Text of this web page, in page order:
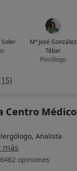
Mª José González
Tébar
Psicólogo
Centro Médico
Analista
más
6462 opiniones